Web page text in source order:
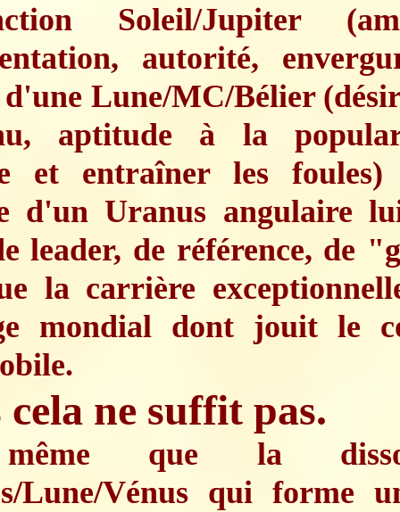
Soleil/Jupiter
autorité,
d'une Lune/MC/Bélier
aptitude à la
et entraîner les
d'un Uranus angulaire
leader, de référence, de
la carrière
mondial dont jouit le
ne suffit pas.
que la
Lune/Vénus qui forme